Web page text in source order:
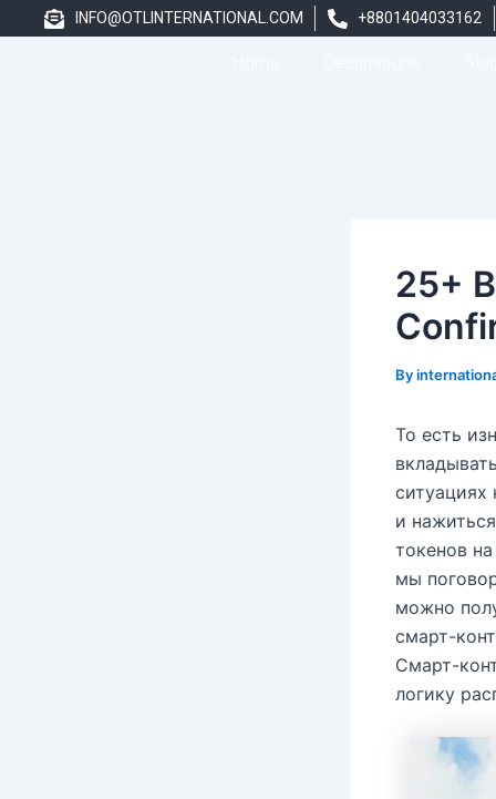
to
INFO@OTLINTERNATIONAL.COM +8801404033162
25+
By
То есть
и
токенов
мы
можно
смарт-
Смарт-
логику
Post
navigation